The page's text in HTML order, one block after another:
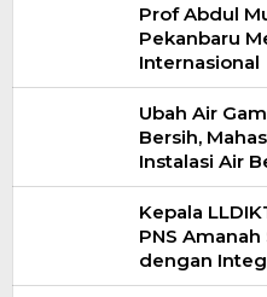
Prof Abdul
Pekanbaru
Internasional
Ubah Air
Bersih,
Instalasi Air
Kepala
PNS
dengan